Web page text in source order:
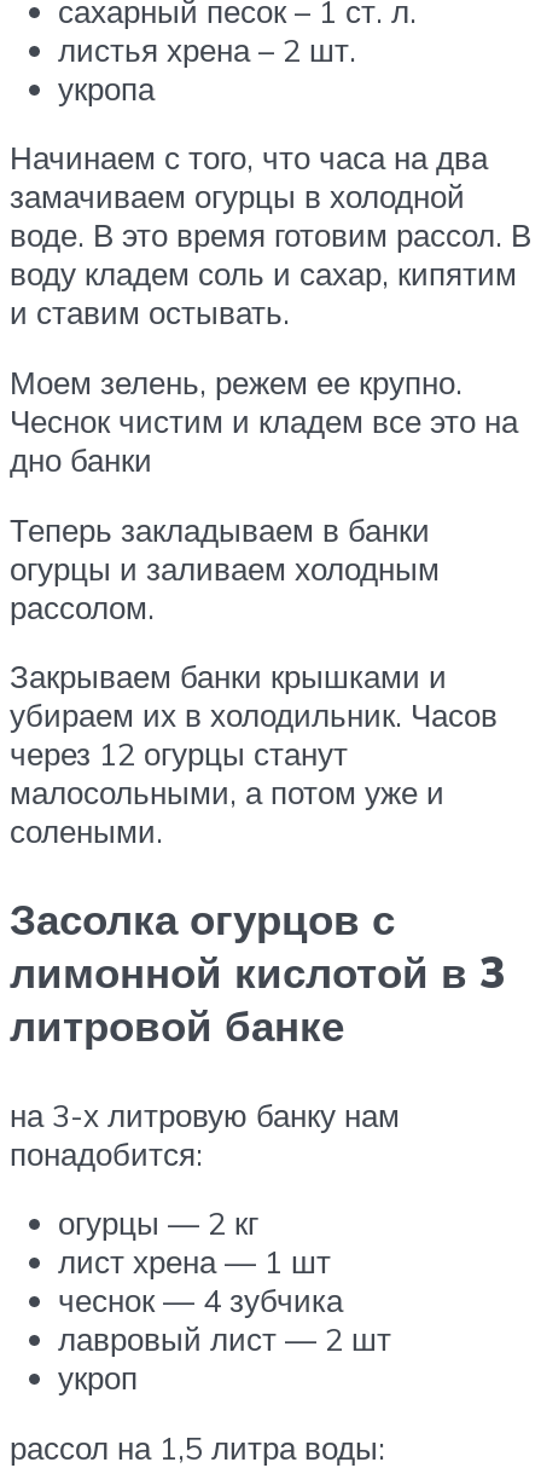
сахарный песок – 1 ст. л.
листья хрена – 2 шт.
укропа
Начинаем с того, что часа на два
замачиваем огурцы в холодной
воде. В это время готовим рассол. В
воду кладем соль и сахар, кипятим
и ставим остывать.
Моем зелень, режем ее крупно.
Чеснок чистим и кладем все это на
дно банки
Теперь закладываем в банки
огурцы и заливаем холодным
рассолом.
Закрываем банки крышками и
убираем их в холодильник. Часов
через 12 огурцы станут
малосольными, а потом уже и
солеными.
Засолка огурцов с
лимонной кислотой в 3
литровой банке
на 3-х литровую банку нам
понадобится:
огурцы — 2 кг
лист хрена — 1 шт
чеснок — 4 зубчика
лавровый лист — 2 шт
укроп
рассол на 1,5 литра воды: